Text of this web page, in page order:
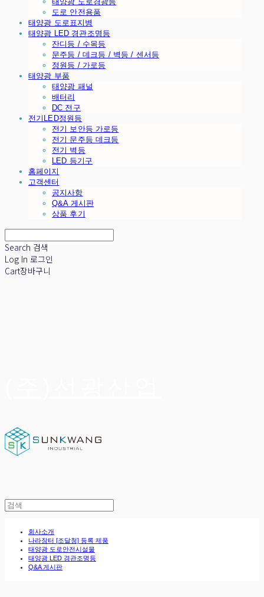
도로 안전용품
태양광 도로표지병
태양광 LED 경관조명등
잔디등 / 수목등
문주등 / 데크등 / 벽등 / 센서등
정원등 / 가로등
태양광 부품
태양광 패널
배터리
DC 전구
전기LED정원등
전기 보안등 가로등
전기 문주등 데크등
전기 벽등
LED 등기구
홈페이지
고객센터
공지사항
Q&A 게시판
상품 후기
Search 검색
Log In 로그인
Cart장바구니
회사소개
나라장터 [조달청] 등록 제품
태양광 도로안전시설물
태양광 LED 경관조명등
Q&A 게시판